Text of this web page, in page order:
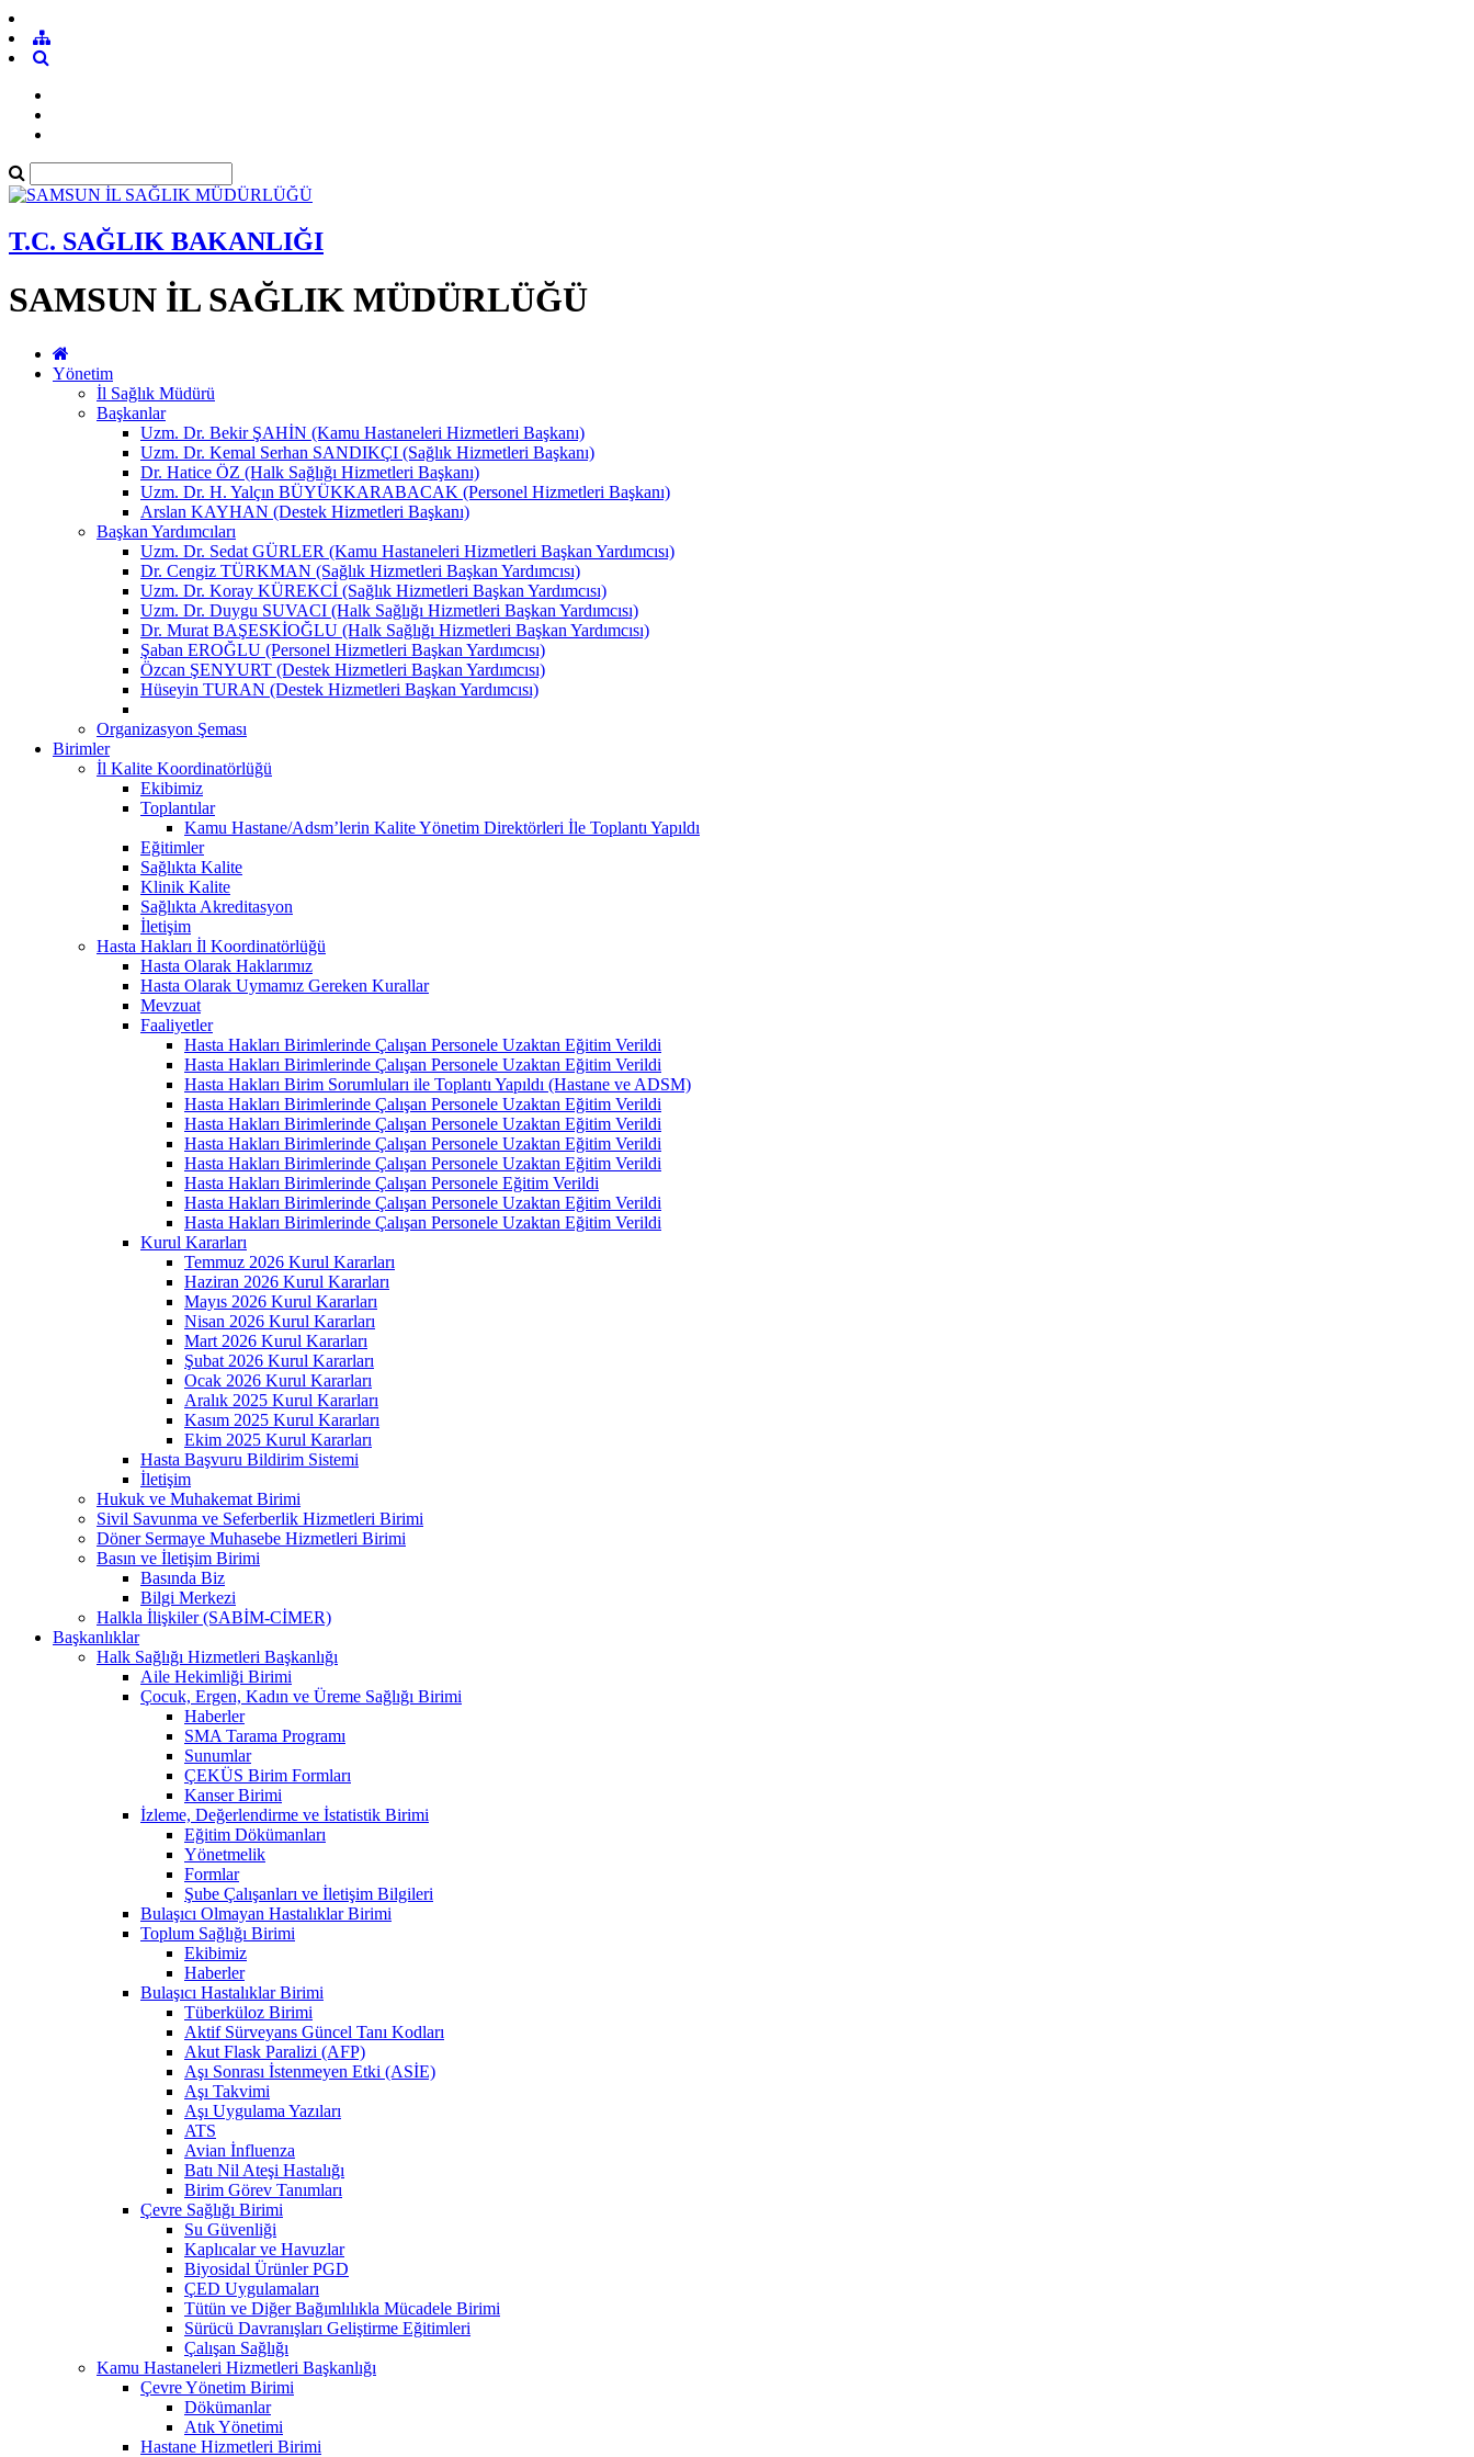
T.C. SAĞLIK BAKANLIĞI
SAMSUN İL SAĞLIK MÜDÜRLÜĞÜ
Yönetim
İl Sağlık Müdürü
Başkanlar
Uzm. Dr. Bekir ŞAHİN (Kamu Hastaneleri Hizmetleri Başkanı)
Uzm. Dr. Kemal Serhan SANDIKÇI (Sağlık Hizmetleri Başkanı)
Dr. Hatice ÖZ (Halk Sağlığı Hizmetleri Başkanı)
Uzm. Dr. H. Yalçın BÜYÜKKARABACAK (Personel Hizmetleri Başkanı)
Arslan KAYHAN (Destek Hizmetleri Başkanı)
Başkan Yardımcıları
Uzm. Dr. Sedat GÜRLER (Kamu Hastaneleri Hizmetleri Başkan Yardımcısı)
Dr. Cengiz TÜRKMAN (Sağlık Hizmetleri Başkan Yardımcısı)
Uzm. Dr. Koray KÜREKCİ (Sağlık Hizmetleri Başkan Yardımcısı)
Uzm. Dr. Duygu SUVACI (Halk Sağlığı Hizmetleri Başkan Yardımcısı)
Dr. Murat BAŞESKİOĞLU (Halk Sağlığı Hizmetleri Başkan Yardımcısı)
Şaban EROĞLU (Personel Hizmetleri Başkan Yardımcısı)
Özcan ŞENYURT (Destek Hizmetleri Başkan Yardımcısı)
Hüseyin TURAN (Destek Hizmetleri Başkan Yardımcısı)
Organizasyon Şeması
Birimler
İl Kalite Koordinatörlüğü
Ekibimiz
Toplantılar
Kamu Hastane/Adsm’lerin Kalite Yönetim Direktörleri İle Toplantı Yapıldı
Eğitimler
Sağlıkta Kalite
Klinik Kalite
Sağlıkta Akreditasyon
İletişim
Hasta Hakları İl Koordinatörlüğü
Hasta Olarak Haklarımız
Hasta Olarak Uymamız Gereken Kurallar
Mevzuat
Faaliyetler
Hasta Hakları Birimlerinde Çalışan Personele Uzaktan Eğitim Verildi
Hasta Hakları Birimlerinde Çalışan Personele Uzaktan Eğitim Verildi
Hasta Hakları Birim Sorumluları ile Toplantı Yapıldı (Hastane ve ADSM)
Hasta Hakları Birimlerinde Çalışan Personele Uzaktan Eğitim Verildi
Hasta Hakları Birimlerinde Çalışan Personele Uzaktan Eğitim Verildi
Hasta Hakları Birimlerinde Çalışan Personele Uzaktan Eğitim Verildi
Hasta Hakları Birimlerinde Çalışan Personele Uzaktan Eğitim Verildi
Hasta Hakları Birimlerinde Çalışan Personele Eğitim Verildi
Hasta Hakları Birimlerinde Çalışan Personele Uzaktan Eğitim Verildi
Hasta Hakları Birimlerinde Çalışan Personele Uzaktan Eğitim Verildi
Kurul Kararları
Temmuz 2026 Kurul Kararları
Haziran 2026 Kurul Kararları
Mayıs 2026 Kurul Kararları
Nisan 2026 Kurul Kararları
Mart 2026 Kurul Kararları
Şubat 2026 Kurul Kararları
Ocak 2026 Kurul Kararları
Aralık 2025 Kurul Kararları
Kasım 2025 Kurul Kararları
Ekim 2025 Kurul Kararları
Hasta Başvuru Bildirim Sistemi
İletişim
Hukuk ve Muhakemat Birimi
Sivil Savunma ve Seferberlik Hizmetleri Birimi
Döner Sermaye Muhasebe Hizmetleri Birimi
Basın ve İletişim Birimi
Basında Biz
Bilgi Merkezi
Halkla İlişkiler (SABİM-CİMER)
Başkanlıklar
Halk Sağlığı Hizmetleri Başkanlığı
Aile Hekimliği Birimi
Çocuk, Ergen, Kadın ve Üreme Sağlığı Birimi
Haberler
SMA Tarama Programı
Sunumlar
ÇEKÜS Birim Formları
Kanser Birimi
İzleme, Değerlendirme ve İstatistik Birimi
Eğitim Dökümanları
Yönetmelik
Formlar
Şube Çalışanları ve İletişim Bilgileri
Bulaşıcı Olmayan Hastalıklar Birimi
Toplum Sağlığı Birimi
Ekibimiz
Haberler
Bulaşıcı Hastalıklar Birimi
Tüberküloz Birimi
Aktif Sürveyans Güncel Tanı Kodları
Akut Flask Paralizi (AFP)
Aşı Sonrası İstenmeyen Etki (ASİE)
Aşı Takvimi
Aşı Uygulama Yazıları
ATS
Avian İnfluenza
Batı Nil Ateşi Hastalığı
Birim Görev Tanımları
Çevre Sağlığı Birimi
Su Güvenliği
Kaplıcalar ve Havuzlar
Biyosidal Ürünler PGD
ÇED Uygulamaları
Tütün ve Diğer Bağımlılıkla Mücadele Birimi
Sürücü Davranışları Geliştirme Eğitimleri
Çalışan Sağlığı
Kamu Hastaneleri Hizmetleri Başkanlığı
Çevre Yönetim Birimi
Dökümanlar
Atık Yönetimi
Hastane Hizmetleri Birimi